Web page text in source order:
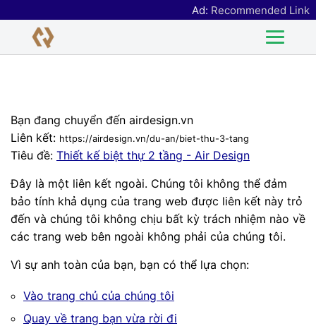
Ad: Recommended Link
Bạn đang chuyển đến airdesign.vn
Liên kết: https://airdesign.vn/du-an/biet-thu-3-tang
Tiêu đề: Thiết kế biệt thự 2 tầng - Air Design
Đây là một liên kết ngoài. Chúng tôi không thể đảm
bảo tính khả dụng của trang web được liên kết này trỏ
đến và chúng tôi không chịu bất kỳ trách nhiệm nào về
các trang web bên ngoài không phải của chúng tôi.
Vì sự anh toàn của bạn, bạn có thể lựa chọn:
Vào trang chủ của chúng tôi
Quay về trang bạn vừa rời đi